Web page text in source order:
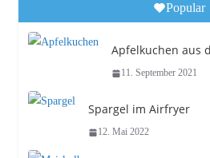
Popular
Apfelkuchen aus
11. September 2021
Spargel im Airfryer
12. Mai 2022